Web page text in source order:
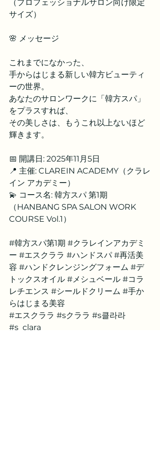
（プロフェッショナルサロン向け限定
サイズ）
🌸 メッセージ
これまでになかった、
手からはじまる新しい韓方ビューティ
ーの世界。
あなたのサロンワークに「韓方スパ」
をプラスすれば、
その美しさは、もうこれ以上ないほど
輝きます。
📅 開講日: 2025年11月5日
📍 主催: CLAREIN ACADEMY（クラレ
イン アカデミー）
💫 コース名: 韓方スパ 第1期
（HANBANG SPA SALON WORK
COURSE Vol.1）
#韓方スパ第1期 #クラレインアカデミ
ー #エスクララ #ハンドスパ #再活美
容 #ハンドクレンジングフォーム #デ
トックスオイル #メシュベール #コラ
レチエンス #シールドクリーム #手か
らはじまる美容
#エスクララ #sクララ #s클라라
#s_clara